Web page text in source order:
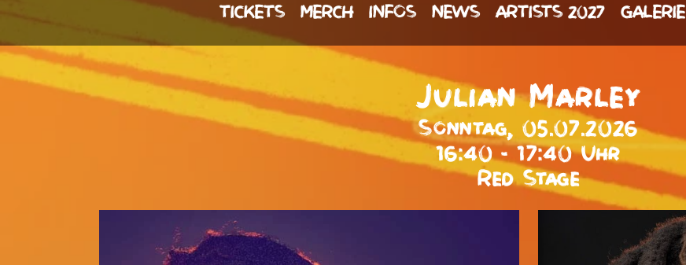
TICKETS MERCH INFOS NEWS ARTISTS 2027 GALERIE
Julian Marley
Sonntag, 05.07.2026
16:40 - 17:40 Uhr
Red Stage